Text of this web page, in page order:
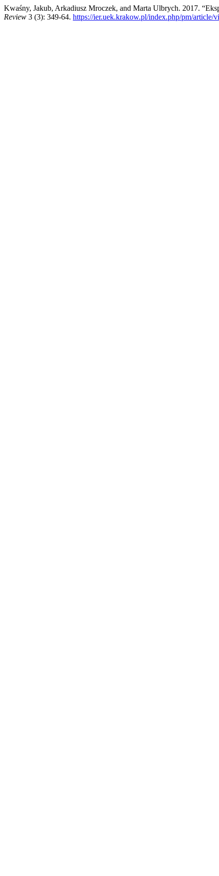
Kwaśny, Jakub, Arkadiusz Mroczek, and Marta Ulbrych. 2017.
Review 3 (3): 349-64. https://ier.uek.krakow.pl/index.php/pm/article/